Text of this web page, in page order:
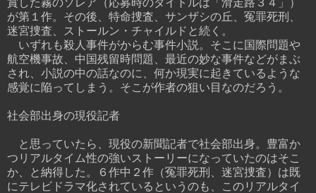
が第１作。その後、特命捜査、サンザシの丘、冤罪死刑、
迷宮捜査、ストールン・チャイルドと続く。
いずれも殺人事件がからむ事件小説。そこに国際問題や
航空機事故、中国残留時問題、最近の妙な事件などがまぶ
され、小説の中の話なのに、何か現実に起きているような
感覚に陥ってしまう。そこが作者の狙い目なのだろう。
社会部出身の現役記者
と思っていたら、現役の新聞記者で社会部出身。豊富か
つリアルタイム性の強いストーリーになっていたのはそこ
か、と納得した。６作中２作（冤罪死刑、迷宮捜査）は既
にテレビドラマ化されているというのも、このリアルタイ